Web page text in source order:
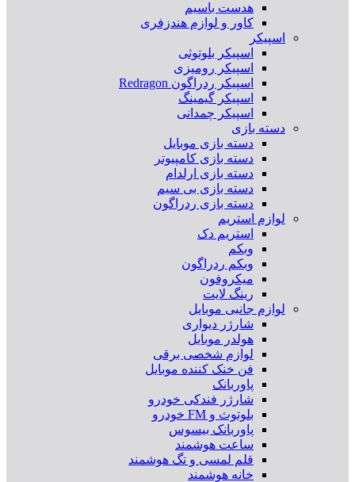
هدست باسیم
کاور و لوازم هندزفری
اسپیکر
اسپیکر بلوتوثی
اسپیکر رومیزی
اسپیکر ردراگون Redragon
اسپیکر گیمینگ
اسپیکر چمدانی
دسته بازی
دسته بازی موبایل
دسته بازی کامپیوتر
دسته بازی ارلدام
دسته بازی بی سیم
دسته بازی ردراگون
لوازم استریم
استریم دک
وبکم
وبکم ردراگون
میکروفون
رینگ لایت
لوازم جانبی موبایل
شارژر دیواری
هولدر موبایل
لوازم شخصی برقی
فن خنک کننده موبایل
پاوربانک
شارژر فندکی خودرو
بلوتوث و FM خودرو
پاوربانک بیسوس
ساعت هوشمند
قلم لمسی و تگ هوشمند
خانه هوشمند